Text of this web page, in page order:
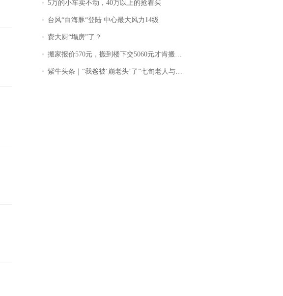
5万的小车卖不动，40万以上的抢着买
台风“白海豚“登陆 中心最大风力14级
费大厨“塌房”了？
搬家报价570元，搬到楼下交5060元才肯搬上楼！女子傻眼了……
紫牛头条｜“我爸被‘崩老头’了”七旬老人与女主播网聊三年被“借”8万多 警方立案，女主播：正筹钱偿还